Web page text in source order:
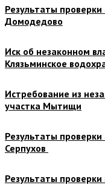
Результаты
Домодедово
Иск об незаконном
Клязьминское
Истребование из
участка Мытищи
Результаты
Серпухов
Результаты